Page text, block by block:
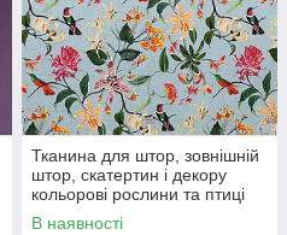
Тканина для штор, зовнішній
штор, скатертин і декору
кольорові рослини та птиці
на м'ятному тлі
В наявності